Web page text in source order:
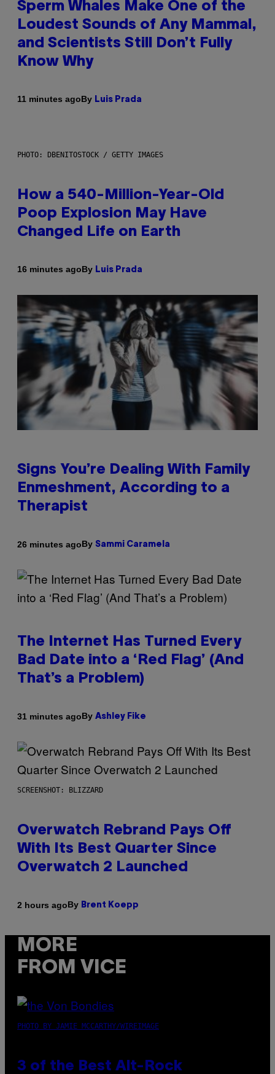
Sperm Whales Make One of the
Loudest Sounds of Any Mammal,
and Scientists Still Don’t Fully
Know Why
11 minutes agoBy Luis Prada
PHOTO: DBENITOSTOCK / GETTY IMAGES
How a 540-Million-Year-Old
Poop Explosion May Have
Changed Life on Earth
16 minutes agoBy Luis Prada
Signs You’re Dealing With Family
Enmeshment, According to a
Therapist
26 minutes agoBy Sammi Caramela
The Internet Has Turned Every
Bad Date into a ‘Red Flag’ (And
That’s a Problem)
31 minutes agoBy Ashley Fike
SCREENSHOT: BLIZZARD
Overwatch Rebrand Pays Off
With Its Best Quarter Since
Overwatch 2 Launched
2 hours agoBy Brent Koepp
MORE
FROM VICE
PHOTO BY JAMIE MCCARTHY/WIREIMAGE
3 of the Best Alt-Rock